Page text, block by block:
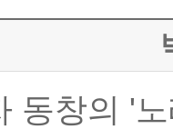
동창의 '